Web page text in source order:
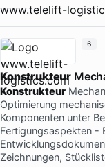
www.telelift-
Konstrukteur
Konstrukteur
Optimierung
Komponenten unter
Fertigungsaspekten -
Zeichnungen,
6